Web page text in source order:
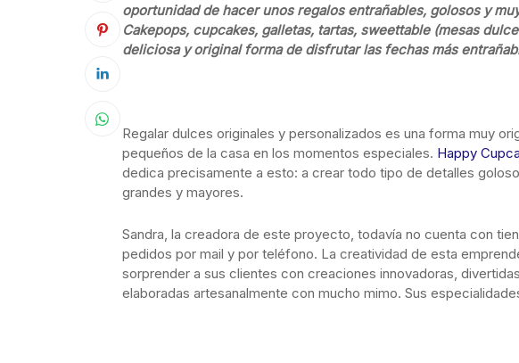
oportunidad de hacer unos regalos entrañables, golosos y
Cakepops, cupcakes, galletas, tartas, sweettable (mesas
deliciosa y original forma de disfrutar las fechas más
Regalar dulces originales y personalizados es una forma muy
pequeños de la casa en los momentos especiales. Happy
dedica precisamente a esto: a crear todo tipo de detalles
grandes y mayores.
Sandra, la creadora de este proyecto, todavía no cuenta con
pedidos por mail y por teléfono. La creatividad de esta
sorprender a sus clientes con creaciones innovadoras,
elaboradas artesanalmente con mucho mimo. Sus